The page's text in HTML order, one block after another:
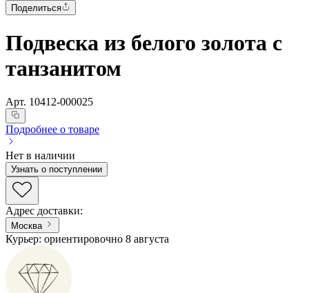
Поделиться
Подвеска из белого золота с
танзанитом
Арт. 10412-000025
Подробнее о товаре
Нет в наличии
Узнать о поступлении
Адрес доставки:
Москва
Курьер: ориентировочно 8 августа